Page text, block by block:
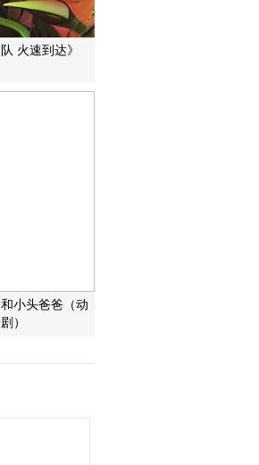
火速到达》
小头爸爸（动
）